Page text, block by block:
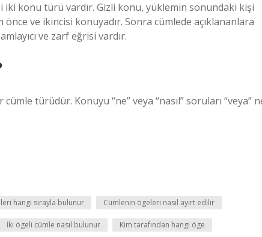
konu türü vardır. Gizli konu, yüklemin sonundaki kişi
ve ikincisi konuyadır. Sonra cümlede açıklananlara
ve zarf eğrisi vardır.
türüdür. Konuyu “ne” veya “nasıl” soruları “veya”
hangi sırayla bulunur Cümlenin ögeleri nasıl ayırt edilir
İki ögeli cümle nasıl bulunur Kim tarafından hangi öge